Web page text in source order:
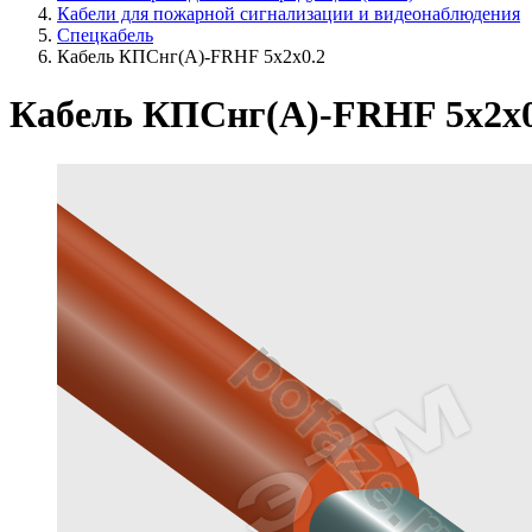
Кабели для пожарной сигнализации и видеонаблюдения
Спецкабель
Кабель КПСнг(А)-FRHF 5х2х0.2
Кабель КПСнг(А)-FRHF